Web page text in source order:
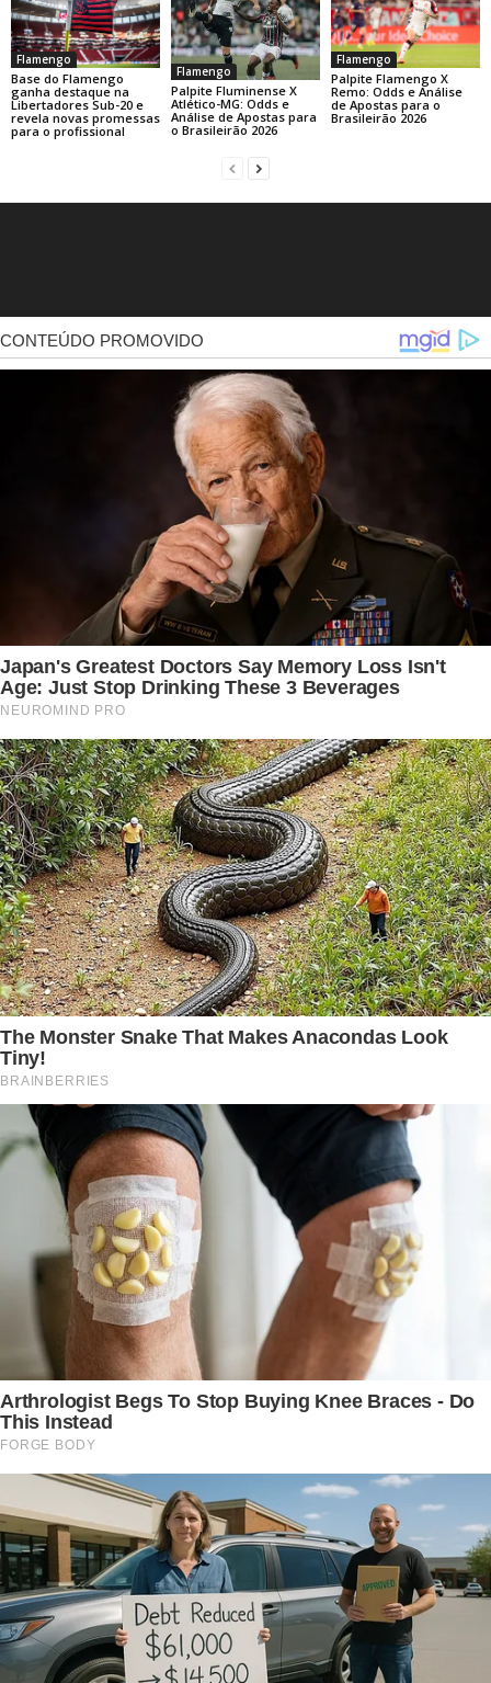
Flamengo
Base do Flamengo
ganha destaque na
Libertadores Sub-20 e
revela novas promessas
para o profissional
Flamengo
Palpite Fluminense X
Atlético-MG: Odds e
Análise de Apostas para
o Brasileirão 2026
Flamengo
Palpite Flamengo X
Remo: Odds e Análise
de Apostas para o
Brasileirão 2026